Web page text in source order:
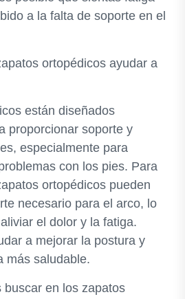
a la falta de soporte en el
ortopédicos ayudar a
están diseñados
proporcionar soporte y
especialmente para
con los pies. Para
ortopédicos pueden
necesario para el arco, lo
el dolor y la fatiga.
a mejorar la postura y
más saludable.
en los zapatos